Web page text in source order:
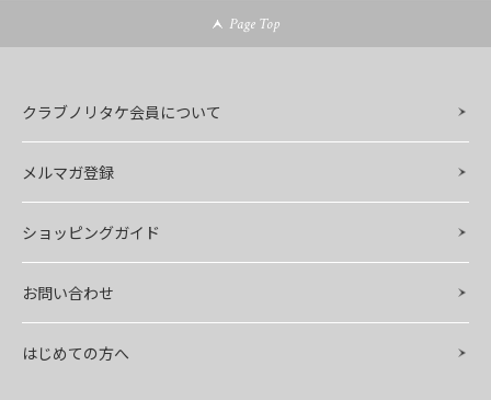
Page Top
クラブノリタケ会員について
メルマガ登録
ショッピングガイド
お問い合わせ
はじめての方へ